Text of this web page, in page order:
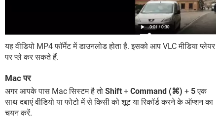
यह वीडियो MP4 फॉर्मेट में डाउनलोड होता है. इसको आप VLC मीडिया प्लेयर
पर प्ले कर सकते हैं.
Mac पर
अगर आपके पास Mac सिस्टम है तो Shift + Command (⌘) + 5एक
साथ दबाएं वीडियो या फोटो में से किसी को शूट या रिकॉर्ड करने के ऑप्शन का
चयन करें.